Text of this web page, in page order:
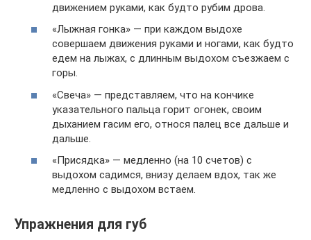
движением руками, как будто рубим дрова.
«Лыжная гонка» — при каждом выдохе
совершаем движения руками и ногами, как будто
едем на лыжах, с длинным выдохом съезжаем с
горы.
«Свеча» — представляем, что на кончике
указательного пальца горит огонек, своим
дыханием гасим его, относя палец все дальше и
дальше.
«Присядка» — медленно (на 10 счетов) с
выдохом садимся, внизу делаем вдох, так же
медленно с выдохом встаем.
Упражнения для губ